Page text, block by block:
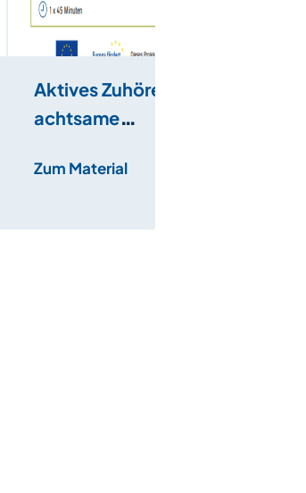
Aktives Zuhören und
achtsame
Zum Material